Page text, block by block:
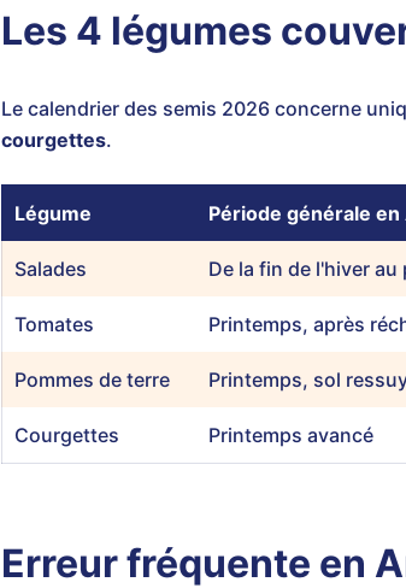
Les 4 légumes
Le calendrier des semis 2026 concerne
courgettes.
Légume Période générale
Salades De la fin de l'hiver
Tomates Printemps, après
Pommes de terre Printemps, sol
Courgettes Printemps avancé
Erreur fréquente en